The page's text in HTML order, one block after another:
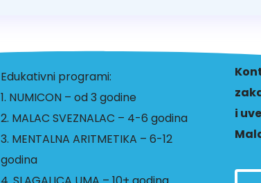
Edukativni programi:
1. NUMICON – od 3 godine
2. MALAC SVEZNALAC – 4-6 godina
3. MENTALNA ARITMETIKA – 6-12
godina
i